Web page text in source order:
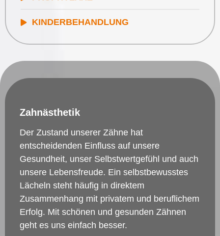
KINDERBEHANDLUNG
Zahnästhetik
Der Zustand unserer Zähne hat
entscheidenden Einfluss auf unsere
Gesundheit, unser Selbstwertgefühl und auch
unsere Lebensfreude. Ein selbstbewusstes
Lächeln steht häufig in direktem
Zusammenhang mit privatem und beruflichem
Erfolg. Mit schönen und gesunden Zähnen
geht es uns einfach besser.